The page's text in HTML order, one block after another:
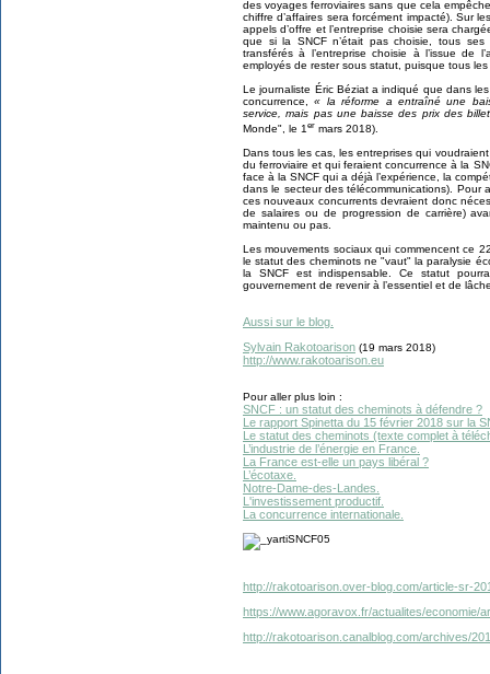
des voyages ferroviaires sans que cela
chiffre d’affaires sera forcément impacté). Sur
appels d’offre et l’entreprise choisie sera
que si la SNCF n’était pas choisie, tous
transférés à l’entreprise choisie à l’issue de
employés de rester sous statut, puisque tous
Le journaliste Éric Béziat a indiqué que dans
concurrence,« la réforme a entraîné une
service, mais pas une baisse des prix des
Monde", le 1 er mars 2018).
Dans tous les cas, les entreprises qui
du ferroviaire et qui feraient concurrence à la
face à la SNCF qui a déjà l’expérience, la
dans le secteur des télécommunications). Pour
ces nouveaux concurrents devraient donc
de salaires ou de progression de carrière)
maintenu ou pas.
Les mouvements sociaux qui commencent ce
le statut des cheminots ne "vaut" la paralysie
la SNCF est indispensable. Ce statut
gouvernement de revenir à l’essentiel et de
Aussi sur le blog.
Sylvain Rakotoarison (19 mars 2018)
http://www.rakotoarison.eu
Pour aller plus loin :
SNCF : un statut des cheminots à défendre ?
Le rapport Spinetta du 15 février 2018 sur la
Le statut des cheminots (texte complet à
L’industrie de l’énergie en France.
La France est-elle un pays libéral ?
L’écotaxe.
Notre-Dame-des-Landes.
L'investissement productif.
La concurrence internationale.
http://rakotoarison.over-blog.com/article-sr-
https://www.agoravox.fr/actualites/economie/
http://rakotoarison.canalblog.com/archives/